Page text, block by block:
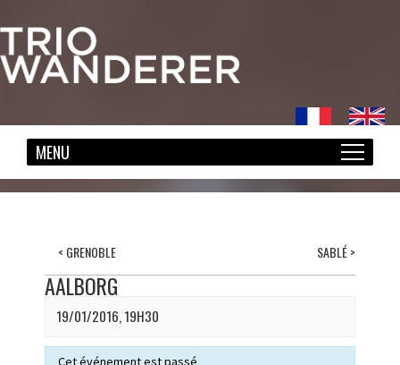
< GRENOBLE SABLÉ>
AALBORG
19/01/2016, 19H30
Cet événement est passé